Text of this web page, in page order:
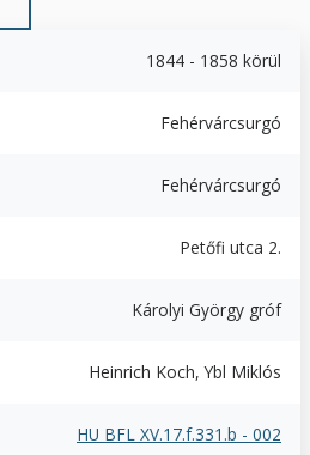
1844 - 1858 körül
Fehérvárcsurgó
Fehérvárcsurgó
Petőfi utca 2.
Károlyi György gróf
Heinrich Koch, Ybl Miklós
HU BFL XV.17.f.331.b - 002